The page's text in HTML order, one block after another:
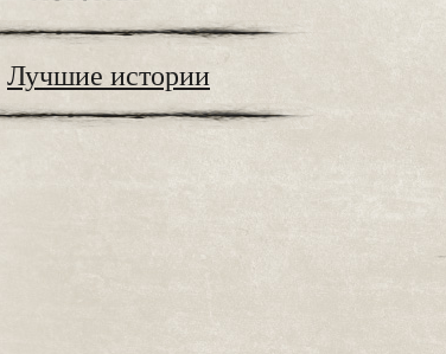
Лучшие истории